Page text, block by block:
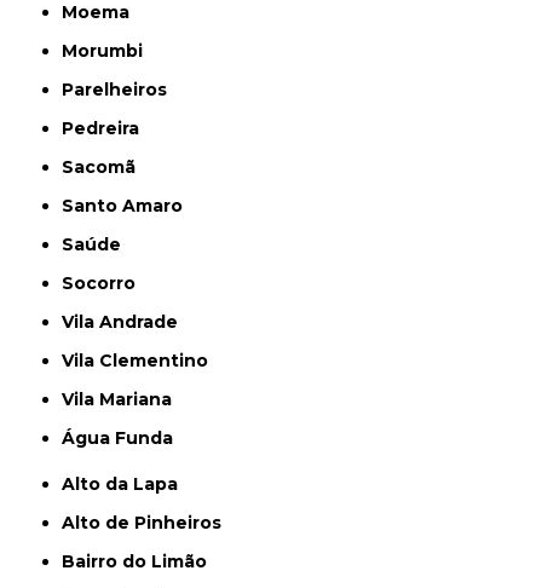
Moema
Morumbi
Parelheiros
Pedreira
Sacomã
Santo Amaro
Saúde
Socorro
Vila Andrade
Vila Clementino
Vila Mariana
Água Funda
Alto da Lapa
Alto de Pinheiros
Bairro do Limão